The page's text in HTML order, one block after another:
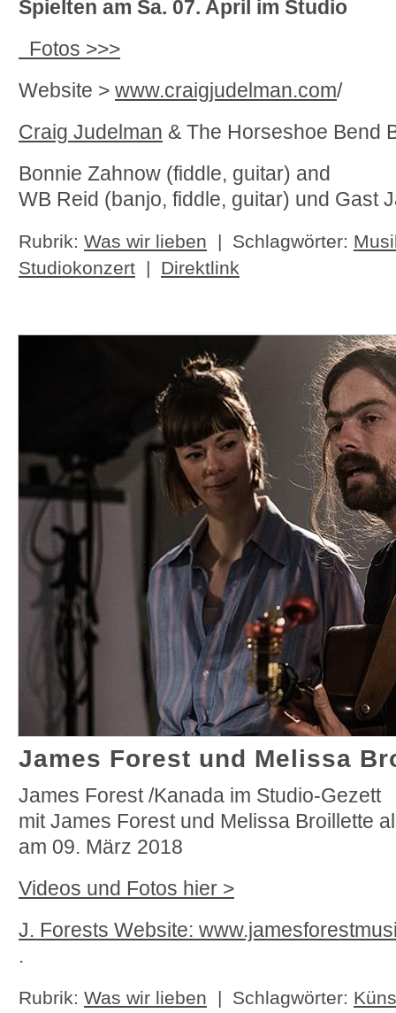
Spielten am Sa. 07. April im Studio
Fotos >>>
Website > www.craigjudelman.com/
Craig Judelman & The Horseshoe Bend
Bonnie Zahnow (fiddle, guitar) and
WB Reid (banjo, fiddle, guitar) und Gast
Rubrik: Was wir lieben | Schlagwörter:
Studiokonzert | Direktlink
James Forest und Melissa
James Forest /Kanada im Studio-Gezett
mit James Forest und Melissa Broillette
am 09. März 2018
Videos und Fotos hier >
J. Forests Website:
.
Rubrik: Was wir lieben | Schlagwörter: